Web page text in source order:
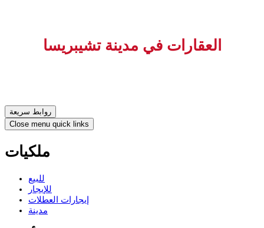
العقارات في مدينة تشيبريسا
روابط سريعة
Close menu quick links
ملكيات
للبيع
للإيجار
إيجارات العطلات
مدينة